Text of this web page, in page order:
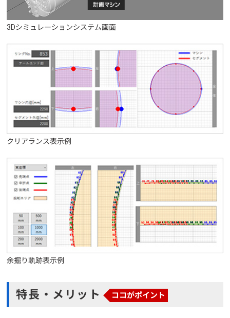
3Dシミュレーションシステム画面
クリアランス表示例
余掘り軌跡表示例
特長・メリット ココがポイント